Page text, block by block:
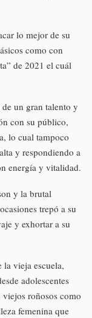
lo mejor de su
como con
de 2021 el cuál
un gran talento y
con su público,
lo cual tampoco
y respondiendo a
energía y vitalidad.
y la brutal
trepó a su
y exhortar a su
la vieja escuela,
adolescentes
roñosos como
femenina que